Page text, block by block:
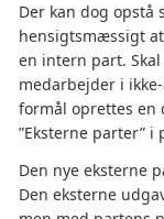
Der kan dog opstå
hensigtsmæssigt
en intern part.
medarbejder i
formål oprettes en
”Eksterne parter”
Den nye eksterne
Den eksterne